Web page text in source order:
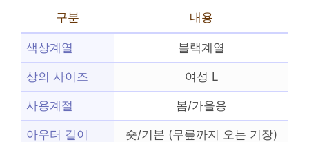
구분 내용
색상계열 블랙계열
상의 사이즈 여성 L
사용계절 봄/가을용
아우터 길이 숏/기본 (무릎까지 오는 기장)